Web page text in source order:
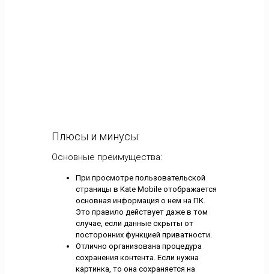
Плюсы и минусы:
Основные преимущества:
При просмотре пользовательской
страницы в Kate Mobile отображается
основная информация о нем на ПК.
Это правило действует даже в том
случае, если данные скрыты от
посторонних функцией приватности.
Отлично организована процедура
сохранения контента. Если нужна
картинка, то она сохраняется на